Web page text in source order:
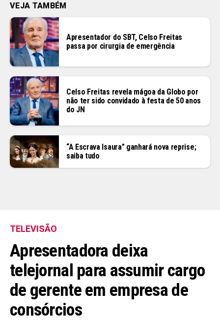
VEJA TAMBÉM
Apresentador do SBT, Celso Freitas
passa por cirurgia de emergência
Celso Freitas revela mágoa da Globo por
não ter sido convidado à festa de 50 anos
do JN
“A Escrava Isaura” ganhará nova reprise;
saiba tudo
TELEVISÃO
Apresentadora deixa
telejornal para assumir cargo
de gerente em empresa de
consórcios
Flipboard
Reddit
Whatsapp
Email